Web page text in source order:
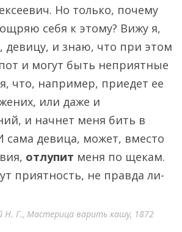
Но только, почему
себя к этому? Вижу я,
девицу, и знаю, что при этом
и могут быть неприятные
что, например, приедет ее
или даже и
и начнет меня бить в
сама девица, может, вместо
отлупит меня по щекам.
приятность, не правда ли-
Н. Г., Мастерица варить кашу, 1872